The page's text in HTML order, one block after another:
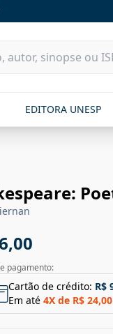
EDITORA UNESP
pagamento:
Cartão de crédito: R$
Em até 4X de R$ 24,00